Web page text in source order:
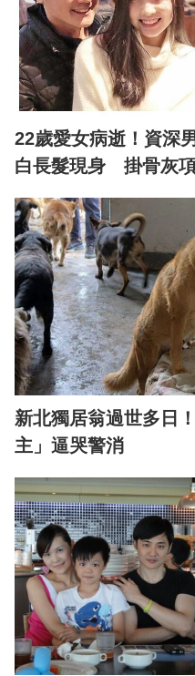
22歲愛女病逝！資深
白長髮現身 掛骨灰
新北獨居翁過世多日
主」逼哭警消